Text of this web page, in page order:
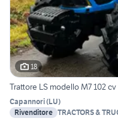
18
Trattore LS modello M7 102
Capannori(LU)
Rivenditore